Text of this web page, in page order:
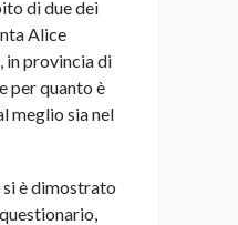
di due dei
Alice
in provincia di
per quanto è
meglio sia nel
si è dimostrato